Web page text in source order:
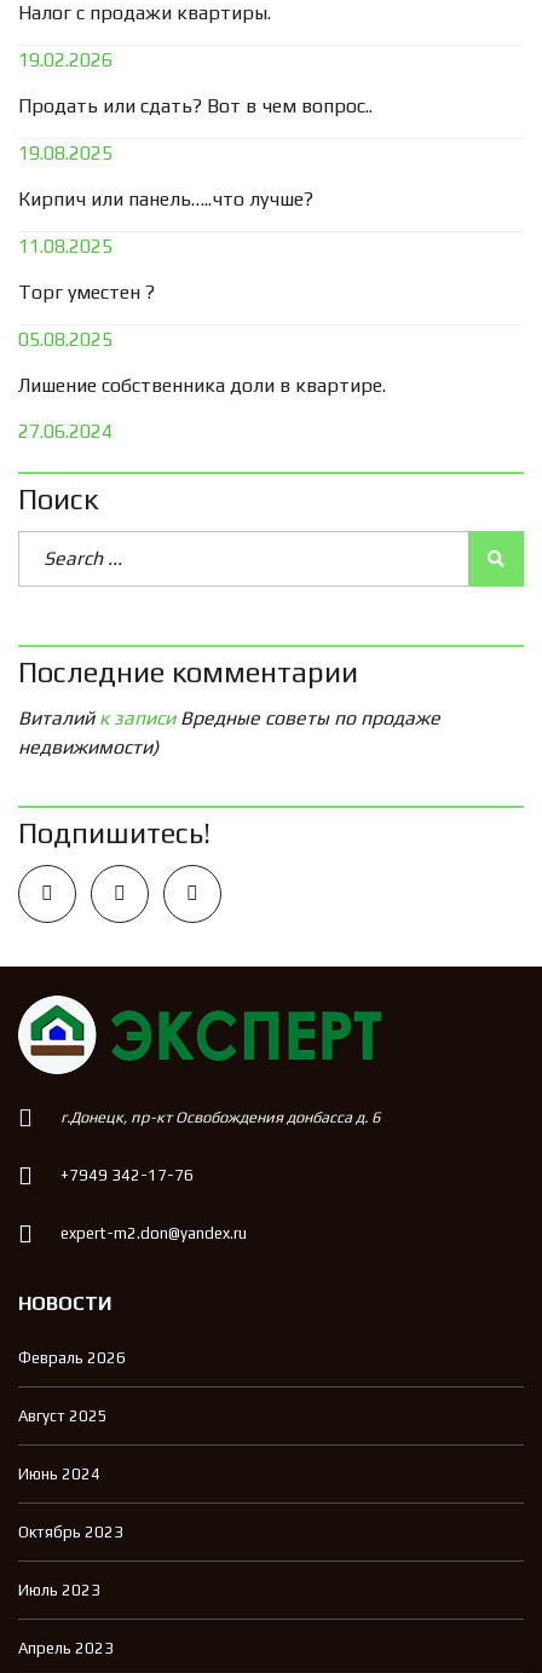
Налог с продажи квартиры.
19.02.2026
Продать или сдать? Вот в чем вопрос..
19.08.2025
Кирпич или панель…..что лучше?
11.08.2025
Торг уместен ?
05.08.2025
Лишение собственника доли в квартире.
27.06.2024
Поиск
Последние комментарии
Виталийк записи Вредные советы по продаже
недвижимости)
Подпишитесь!
г.Донецк, пр-кт Освобождения донбасса д. 6
+7949 342-17-76
expert-m2.don@yandex.ru
НОВОСТИ
Февраль 2026
Август 2025
Июнь 2024
Октябрь 2023
Июль 2023
Апрель 2023